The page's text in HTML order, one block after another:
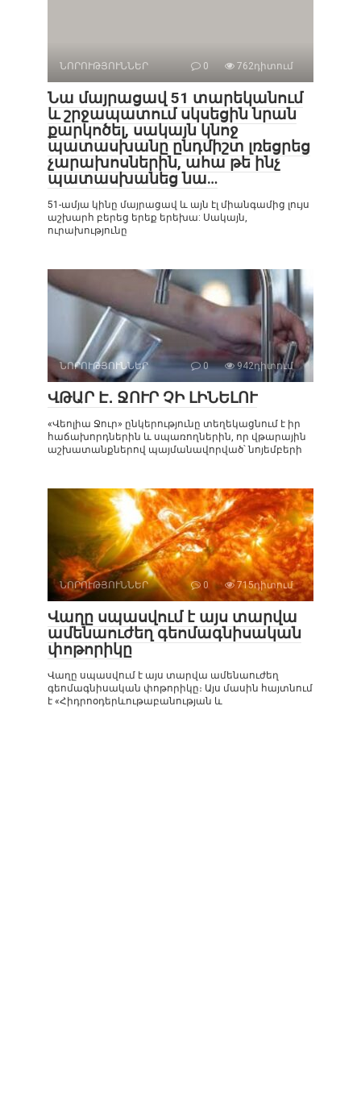
ՆՈՐՈՒԹՅՈՒՆՆԵՐ 0 762դիտում
Նա մայրացավ 51 տարեկանում
և շրջապատում սկսեցին նրան
քարկոծել, սակայն կնոջ
պատասխանը ընդմիշտ լռեցրեց
չարախոսներին, ահա թե ինչ
պատասխանեց նա…
51-ամյա կինը մայրացավ և այն էլ միանգամից լույս
աշխարհ բերեց երեք երեխա: Սակայն,
ուրախությունը
ՆՈՐՈՒԹՅՈՒՆՆԵՐ 0 942դիտում
ՎԹԱՐ Է․ ՋՈՒՐ ՉԻ ԼԻՆԵԼՈՒ
«Վեոլիա Ջուր» ընկերությունը տեղեկացնում է իր
հաճախորդներին և սպառողներին, որ վթարային
աշխատանքներով պայմանավորված՝ նոյեմբերի
ՆՈՐՈՒԹՅՈՒՆՆԵՐ 0 715դիտում
Վաղը սպասվում է այս տարվա
ամենաուժեղ գեոմագնիսական
փոթորիկը
Վաղը սպասվում է այս տարվա ամենաուժեղ
գեոմագնիսական փոթորիկը։ Այս մասին հայտնում
է «Հիդրոօդերևութաբանության և